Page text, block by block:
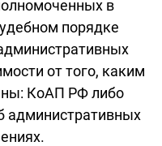
в
порядке
от того, каким
КоАП РФ либо
административных